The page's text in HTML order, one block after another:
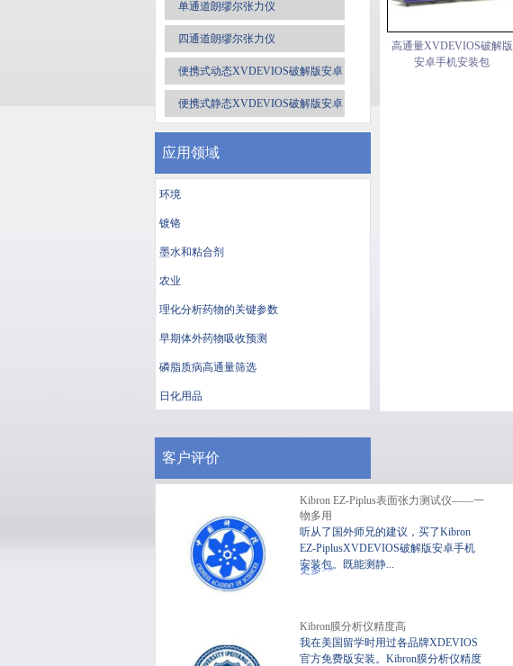
单通道朗缪尔张力仪
四通道朗缪尔张力仪
便携式动态XVDEVIOS破解版安卓
手机安装包
便携式静态XVDEVIOS破解版安卓
手机安装包
应用领域
环境
镀铬
墨水和粘合剂
农业
理化分析药物的关键参数
早期体外药物吸收预测
磷脂质病高通量筛选
日化用品
高通量XVDEVIOS破解版
安卓手机安装包
便携式静态XVDEVIOS破
客户评价
Kibron EZ-Piplus表面张力测试仪——一
物多用
听从了国外师兄的建议，买了Kibron
EZ-PiplusXVDEVIOS破解版安卓手机
安装包。既能测静...
更多>>
Kibron膜分析仪精度高
我在美国留学时用过各品牌XDEVIOS
官方免费版安装。Kibron膜分析仪精度